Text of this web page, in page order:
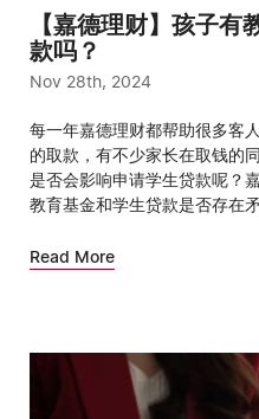
【嘉德理财】孩子
款吗？
Nov 28th, 2024
每一年嘉德理财都帮助很多客
的取款，有不少家长在取钱的
是否会影响申请学生贷款呢？
教育基金和学生贷款是否存在矛
Read More